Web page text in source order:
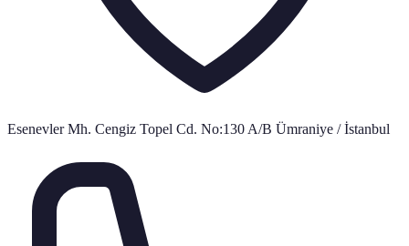
Esenevler Mh. Cengiz Topel Cd. No:130 A/B Ümraniye / İstanbul